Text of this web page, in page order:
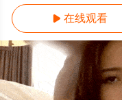
 在线观看